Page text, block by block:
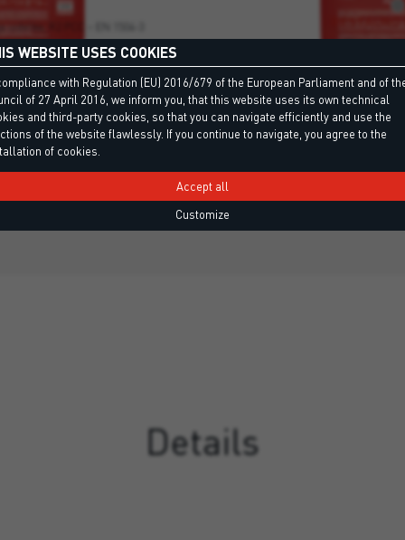
R2
PCC razreda R2 v skladu z…
PCC razreda R2 v skladu z
dodatkom smole in ojačena z
betona in armiranega betona.
Vnaprej pripravljena,
ojačena
Vnaprej pripravljena,
ojačena mavčna masa tipa C
standardu EN 1504-2,
betonskih
Details
WEBSITE USES COOKIES
with Regulation (EU) 2016/679 of the European Parliament and of
of 27 April 2016, we inform you, that this website uses its own technical
and third-party cookies, so that you can navigate efficiently and use the
of the website flawlessly. If you continue to navigate, you agree to the
of cookies.
Accept all
Customize